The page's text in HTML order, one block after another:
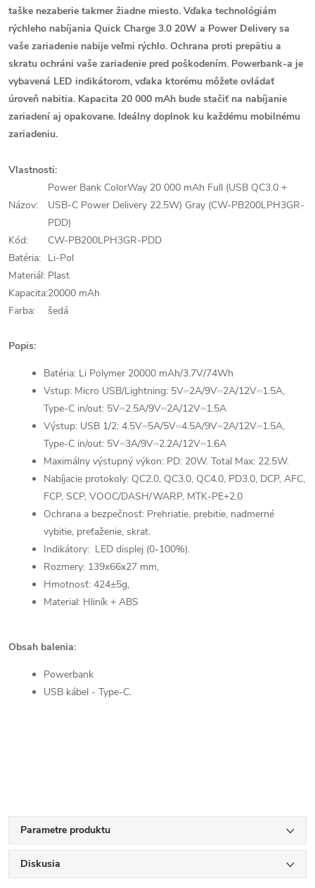
taške nezaberie takmer žiadne miesto. Vďaka technológiám
rýchleho nabíjania Quick Charge 3.0 20W a Power Delivery sa
vaše zariadenie nabije veľmi rýchlo. Ochrana proti prepätiu a
skratu ochráni vaše zariadenie pred poškodením. Powerbank-a je
vybavená LED indikátorom, vďaka ktorému môžete ovládať
úroveň nabitia. Kapacita 20 000 mAh bude stačiť na nabíjanie
zariadení aj opakovane. Ideálny doplnok ku každému mobilnému
zariadeniu.
Vlastnosti:
Názov:
Power Bank ColorWay 20 000 mAh Full (USB QC3.0 +
USB-C Power Delivery 22.5W) Gray (CW-PB200LPH3GR-
PDD)
Kód:
CW-PB200LPH3GR-PDD
Batéria: Li-Pol
Materiál: Plast
Kapacita:20000 mAh
Farba:
šedá
Popis:
Batéria: Li Polymer 20000 mAh/3.7V/74Wh
Vstup: Micro USB/Lightning: 5V⎓2A/9V⎓2A/12V⎓1.5A,
Type-C in/out: 5V⎓2.5A/9V⎓2A/12V⎓1.5A
Výstup: USB 1/2: 4.5V⎓5A/5V⎓4.5A/9V⎓2A/12V⎓1.5A,
Type-C in/out: 5V⎓3A/9V⎓2.2A/12V⎓1.6A
Maximálny výstupný výkon: PD: 20W. Total Max: 22.5W.
Nabíjacie protokoly: QC2.0, QC3.0, QC4.0, PD3.0, DCP, AFC,
FCP, SCP, VOOC/DASH/WARP, MTK-PE+2.0
Ochrana a bezpečnosť: Prehriatie, prebitie, nadmerné
vybitie, preťaženie, skrat.
Indikátory: LED displej (0-100%).
Rozmery: 139x66x27 mm,
Hmotnosť: 424±5g,
Material: Hliník + ABS
Obsah balenia:
Powerbank
USB kábel - Type-C.
Parametre produktu
Diskusia